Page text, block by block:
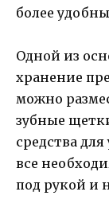
более
Одной из
хранение
можно
зубные
средства
все
под рукой и